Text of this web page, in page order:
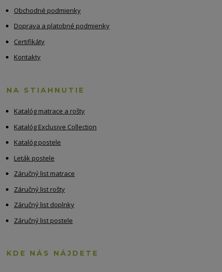
Obchodné podmienky
Doprava a platobné podmienky
Certifikáty
Kontakty
NA STIAHNUTIE
Katalóg matrace a rošty
Katalóg Exclusive Collection
Katalóg postele
Leták postele
Záručný list matrace
Záručný list rošty
Záručný list doplnky
Záručný list postele
KDE NÁS NÁJDETE